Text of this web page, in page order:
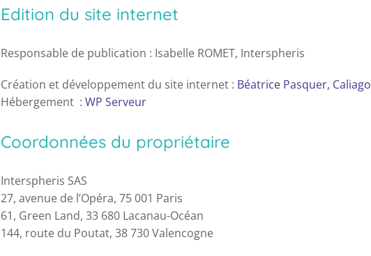
Edition du site internet
Responsable de publication : Isabelle ROMET, Interspheris
Création et développement du site internet : Béatrice Pasquer, Caliago
Hébergement :WP Serveur
Coordonnées du propriétaire
Interspheris SAS
27, avenue de l’Opéra, 75 001 Paris
61, Green Land, 33 680 Lacanau-Océan
144, route du Poutat, 38 730 Valencogne